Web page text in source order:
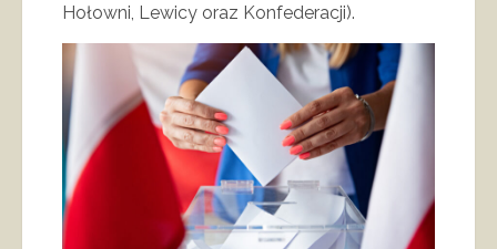
Hołowni, Lewicy oraz Konfederacji).